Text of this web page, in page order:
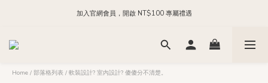
每日 24:00 前下單，現貨商品隔日出貨
加入官網會員，開啟 NT$100 專屬禮遇
加入官方 LINE，領取 NT$200 購物金
每日 24:00 前下單，現貨商品隔日出貨
Home / 部落格列表 / 軟裝設計? 室內設計? 傻傻分不清楚。